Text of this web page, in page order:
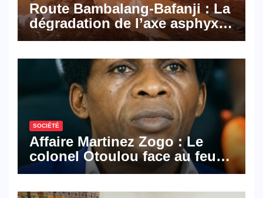
Route Bambalang-Bafanji : La
dégradation de l’axe asphyxie
les activités économiques
SOCIÉTÉ
Affaire Martinez Zogo : Le
colonel Otoulou face au feu
croisé des avocats de la